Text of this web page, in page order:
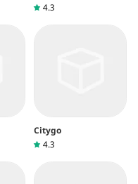
4.3
Citygo
4.3